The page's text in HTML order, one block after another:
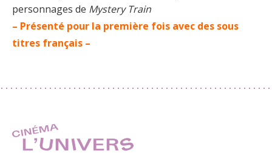
personnages de Mystery Train
– Présenté pour la première fois avec des sous
titres français –